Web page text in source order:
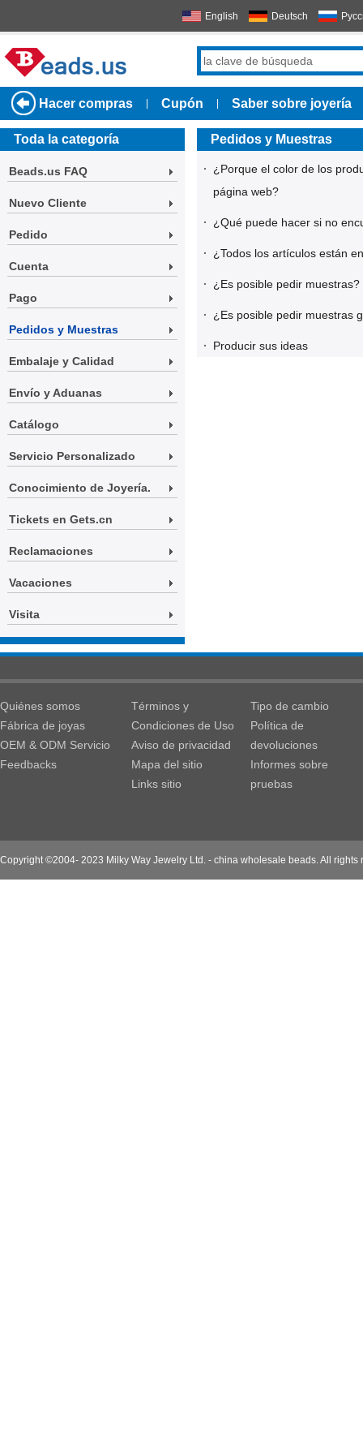
English Deutsch
Hacer compras Cupón Saber sobre joyería
Toda la categoría
Beads.us FAQ
Nuevo Cliente
Pedido
Cuenta
Pago
Pedidos y Muestras
Embalaje y Calidad
Envío y Aduanas
Catálogo
Servicio Personalizado
Conocimiento de Joyería.
Tickets en Gets.cn
Reclamaciones
Vacaciones
Visita
Pedidos y Muestras
·
¿Porque el color de los
página web?
· ¿Qué puede hacer si no
· ¿Todos los artículos están
· ¿Es posible pedir muestras?
· ¿Es posible pedir muestras
· Producir sus ideas
Quiénes somos
Fábrica de joyas
OEM & ODM Servicio
Feedbacks
Términos y
Condiciones de Uso
Aviso de privacidad
Mapa del sitio
Links sitio
Tipo de cambio
Política de
devoluciones
Informes sobre
pruebas
Copyright ©2004- 2023 Milky Way Jewelry Ltd. - china wholesale beads. All rights